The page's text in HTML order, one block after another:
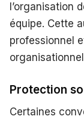
l’organisation
équipe. Cette
professionnel
Protection
Certaines